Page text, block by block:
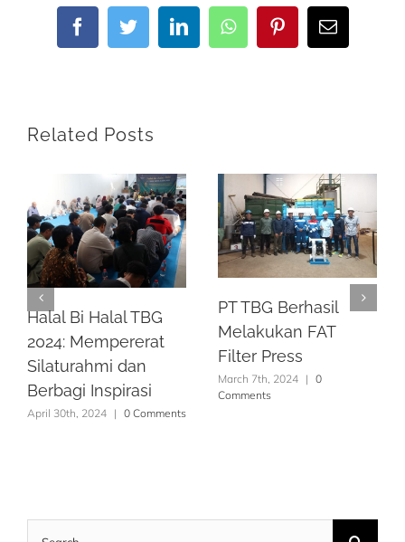
FacebookTwitterLinkedInWhatsAppPinterestEmail
Related Posts
Halal Bi Halal TBG
2024: Mempererat
Silaturahmi dan
Berbagi Inspirasi
April 30th, 2024 | 0 Comments
PT TBG Berhasil
Melakukan FAT
Filter Press
March 7th, 2024 | 0
Comments